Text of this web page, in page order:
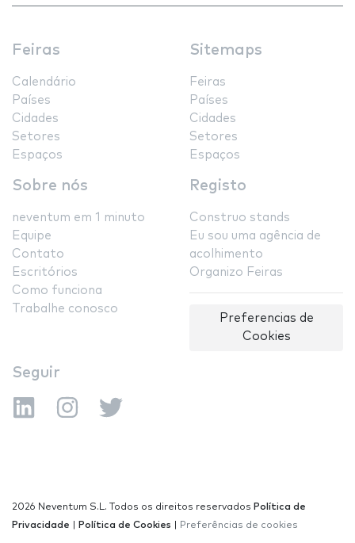
Feiras
Calendário
Países
Cidades
Setores
Espaços
Sitemaps
Feiras
Países
Cidades
Setores
Espaços
Sobre nós
neventum em 1 minuto
Equipe
Contato
Escritórios
Como funciona
Trabalhe conosco
Registo
Construo stands
Eu sou uma agência de
acolhimento
Organizo Feiras
Preferencias de
Cookies
Seguir
2026 Neventum S.L. Todos os direitos reservados Política de
Privacidade
Política de Cookies Preferências de cookies